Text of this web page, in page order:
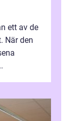
ett av de
När den